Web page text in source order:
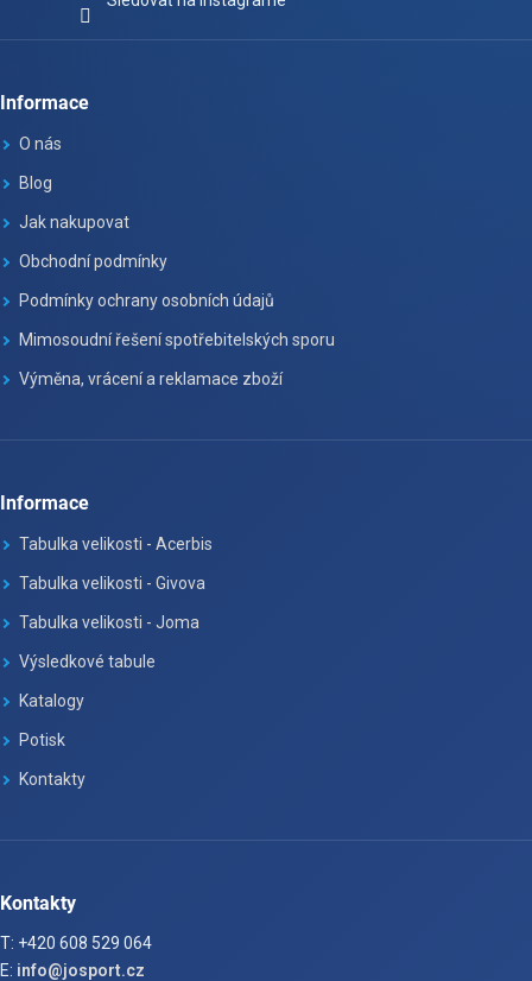
Informace
O nás
Blog
Jak nakupovat
Obchodní podmínky
Podmínky ochrany osobních údajů
Mimosoudní řešení spotřebitelských sporu
Výměna, vrácení a reklamace zboží
Informace
Tabulka velikosti - Acerbis
Tabulka velikosti - Givova
Tabulka velikosti - Joma
Výsledkové tabule
Katalogy
Potisk
Kontakty
Kontakty
T: +420 608 529 064
E: info@josport.cz